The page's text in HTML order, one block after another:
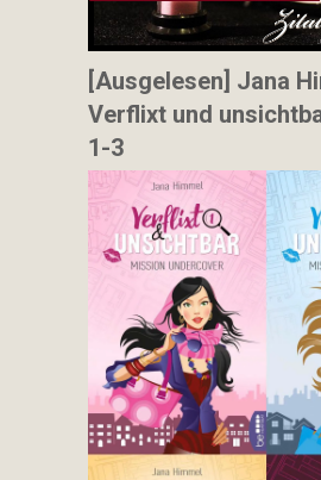
[Ausgelesen] Jana
Verflixt und
1-3